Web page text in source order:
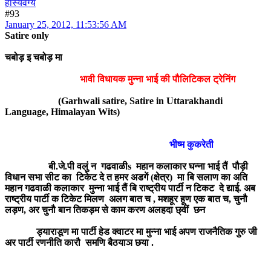
हास्यवंग्य
#93
January 25, 2012, 11:53:56 AM
Satire only
चबोड़ इ चबोड़ मा
भावी विधायक मुन्ना भाई की पौलिटिकल ट्रेनिंग
(Garhwali satire, Satire in Uttarakhandi
Language, Himalayan Wits)
भीष्म कुकरेती
बी.जे.पी वलुं न गढवाळीs महान कलाकार घन्ना भाई तैं पौड़ी
विधान सभा सीट का टिकेट दे त हमर अडगें (क्षेत्र) मा बि सलाण का अति
महान गढवाळी कलाकार मुन्ना भाई तैं बि राष्ट्रीय पार्टी न टिकट दे द्याई. अब
राष्ट्रीय पार्टी क टिकेट मिलण अलग बात च , मशहूर हूण एक बात च, चुनौ
लड़ण, अर चुनौ बान तिकड़म से काम करण अलहदा छ्वीं छन
ड्याराडूण मा पार्टी हेड क्वाटर मा मुन्ना भाई अपण राजनैतिक गुरु जी
अर पार्टी रणनीति कारौ समणि बैठयाञ छया .